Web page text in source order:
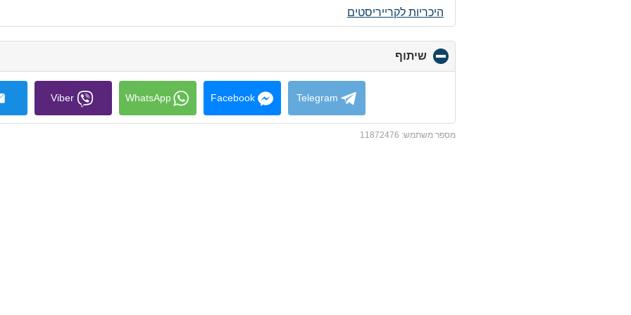
contents
היכריות לקרייריסטים
שיתוף
to
collapse
contents
Telegram
Facebook
WhatsApp
Viber
מספר משתמש: 11872476